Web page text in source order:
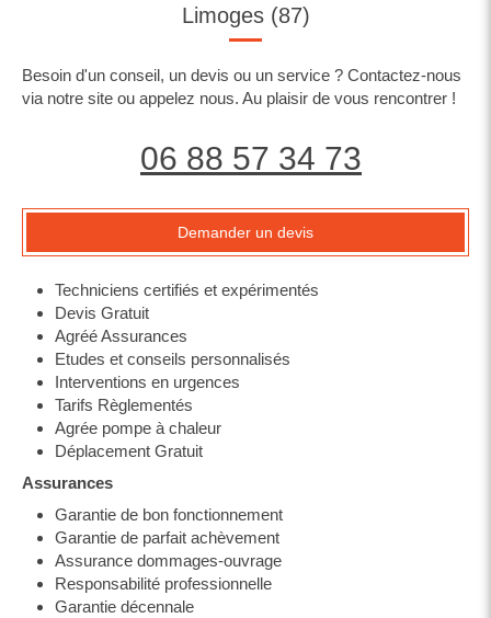
Limoges (87)
Besoin d'un conseil, un devis ou un service ? Contactez-nous
via notre site ou appelez nous. Au plaisir de vous rencontrer !
06 88 57 34 73
Demander un devis
Techniciens certifiés et expérimentés
Devis Gratuit
Agréé Assurances
Etudes et conseils personnalisés
Interventions en urgences
Tarifs Règlementés
Agrée pompe à chaleur
Déplacement Gratuit
Assurances
Garantie de bon fonctionnement
Garantie de parfait achèvement
Assurance dommages-ouvrage
Responsabilité professionnelle
Garantie décennale